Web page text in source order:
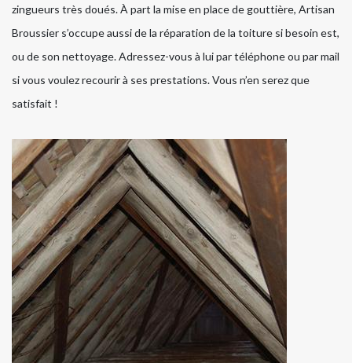
zingueurs très doués. À part la mise en place de gouttière, Artisan
Broussier s’occupe aussi de la réparation de la toiture si besoin est,
ou de son nettoyage. Adressez-vous à lui par téléphone ou par mail
si vous voulez recourir à ses prestations. Vous n’en serez que
satisfait !